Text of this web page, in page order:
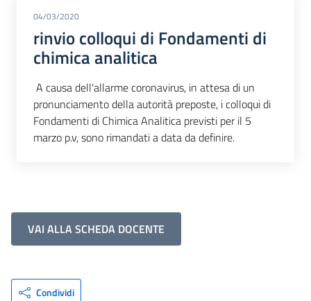
04/03/2020
rinvio colloqui di Fondamenti di
chimica analitica
A causa dell'allarme coronavirus, in attesa di un
pronunciamento della autorità preposte, i colloqui di
Fondamenti di Chimica Analitica previsti per il 5
marzo p.v, sono rimandati a data da definire.
VAI ALLA SCHEDA DOCENTE
Condividi